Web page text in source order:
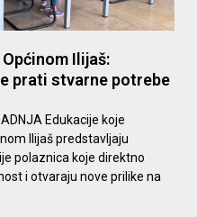
Ilijaš:
prati stvarne potrebe
Edukacije koje
Ilijaš predstavljaju
polaznica koje direktno
i otvaraju nove prilike na